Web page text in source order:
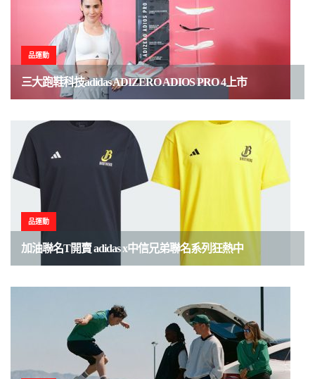
品運動
三大跑鞋科技adidas ADIZERO ADIOS PRO 4上市
品運動
加油聯名T開賣 adidas x中信兄弟聯名系列狂熱中